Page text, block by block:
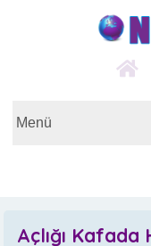
Açlığı Kafada